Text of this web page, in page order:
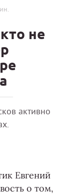
не
активно
Евгений
о том,